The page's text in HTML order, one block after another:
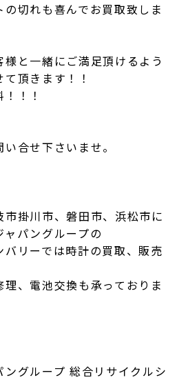
切れも喜んでお買取致しま
と一緒にご満足頂けるよう
頂きます！！
！！
合せ下さいませ。
掛川市、磐田市、浜松市に
パングループの
バリーでは時計の買取、販売
、電池交換も承っておりま
ングループ 総合リサイクルシ